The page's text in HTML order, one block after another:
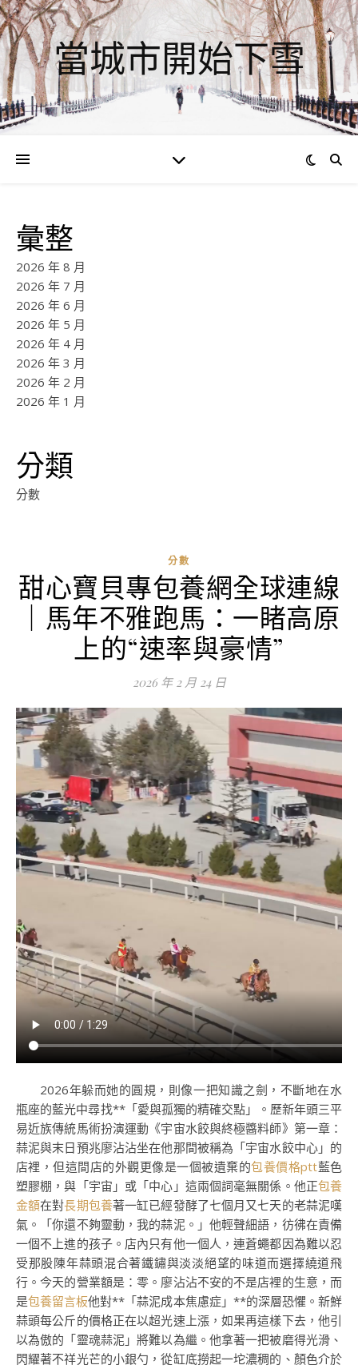
當城市開始下雪
彙整
2026 年 8 月
2026 年 7 月
2026 年 6 月
2026 年 5 月
2026 年 4 月
2026 年 3 月
2026 年 2 月
2026 年 1 月
分類
分數
分數
甜心寶貝專包養網全球連線
｜馬年不雅跑馬：一睹高原
上的“速率與豪情”
2026 年 2 月 24 日
2026年躲而她的圓規，則像一把知識之劍，不斷地在水
瓶座的藍光中尋找**「愛與孤獨的精確交點」。歷新年頭三平
易近族傳統馬術扮演運動《宇宙水餃與終極醬料師》第一章：
蒜泥與末日預兆廖沾沾坐在他那間被稱為「宇宙水餃中心」的
店裡，但這間店的外觀更像是一個被遺棄的包養價格ptt藍色
塑膠棚，與「宇宙」或「中心」這兩個詞毫無關係。他正包養
金額在對長期包養著一缸已經發酵了七個月又七天的老蒜泥嘆
氣。「你還不夠靈動，我的蒜泥。」他輕聲細語，彷彿在責備
一個不上進的孩子。店內只有他一個人，連蒼蠅都因為難以忍
受那股陳年蒜頭混合著鐵鏽與淡淡絕望的味道而選擇繞道飛
行。今天的營業額是：零。廖沾沾不安的不是店裡的生意，而
是包養留言板他對**「蒜泥成本焦慮症」**的深層恐懼。新鮮
蒜頭每公斤的價格正在以超光速上漲，如果再這樣下去，他引
以為傲的「靈魂蒜泥」將難以為繼。他拿著一把被磨得光滑、
閃耀著不祥光芒的小銀勺，從缸底撈起一坨濃稠的、顏色介於
0